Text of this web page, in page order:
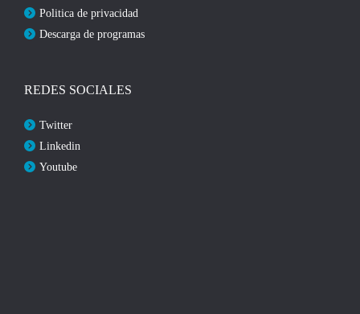
Politica de privacidad
Descarga de programas
REDES SOCIALES
Twitter
Linkedin
Youtube